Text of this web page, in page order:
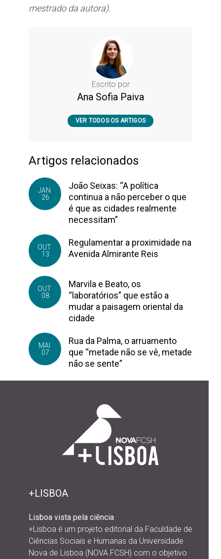
mestrado da autora).
Escrito por
Ana Sofia Paiva
VER TODOS OS ARTIGOS
Artigos relacionados
JAN
26
João Seixas: “A política
continua a não perceber o que
é que as cidades realmente
necessitam”
OUT
13
Regulamentar a proximidade na
Avenida Almirante Reis
OUT
08
Marvila e Beato, os
“laboratórios” que estão a
mudar a paisagem oriental da
cidade
MAI
07
Rua da Palma, o arruamento
que “metade não se vê, metade
não se sente”
+LISBOA
Lisboa vista pela ciência
+Lisboa é um projeto editorial da Faculdade de
Ciências Sociais e Humanas da Universidade
Nova de Lisboa (NOVA FCSH) com o objetivo